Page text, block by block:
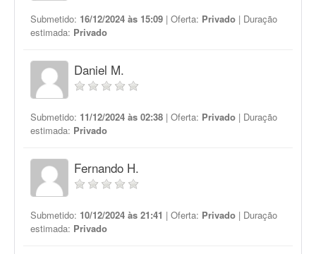
Submetido: 16/12/2024 às 15:09 | Oferta: Privado | Duração
estimada: Privado
Daniel M.
Submetido: 11/12/2024 às 02:38 | Oferta: Privado | Duração
estimada: Privado
Fernando H.
Submetido: 10/12/2024 às 21:41 | Oferta: Privado | Duração
estimada: Privado